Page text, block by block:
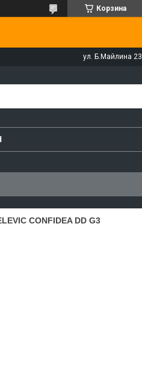
Корзина
ул. Б.Майлина
CONFIDEA DD G3